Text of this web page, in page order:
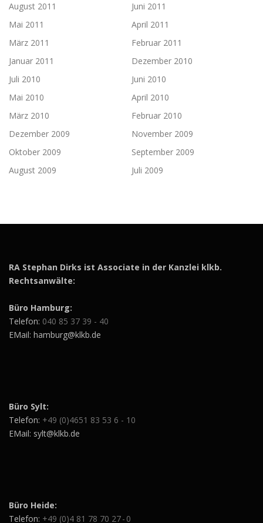
August 2011
Juni 2011
Mai 2011
April 2011
März 2011
Februar 2011
Januar 2011
Dezember 2010
Juli 2010
Juni 2010
Mai 2010
April 2010
März 2010
Februar 2010
Dezember 2009
November 2009
Oktober 2009
September 2009
August 2009
Juli 2009
RA Stephan Dirks ist Associate in der Kanzlei klkb.
Rechtsanwälte:
Büro Hamburg:
Telefon: 040 85 37 39 - 40
EMail: hamburg@klkb.de
Büro Sylt:
Telefon: +49 (0)4651 83 53 6 - 10
EMail: sylt@klkb.de
Büro Heide:
Telefon: +49 (0)4 81 78 70 27 - 0